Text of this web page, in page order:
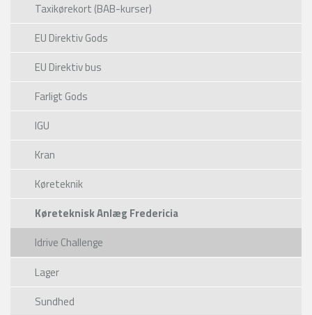
Taxikørekort (BAB-kurser)
EU Direktiv Gods
EU Direktiv bus
Farligt Gods
IGU
Kran
Køreteknik
Køreteknisk Anlæg Fredericia
Idrive Challenge
Lager
Sundhed